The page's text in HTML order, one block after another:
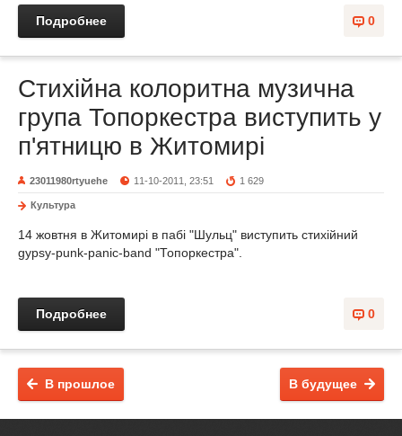
0
Подробнее
Стихійна колоритна музична
група Топоркестра виступить у
п'ятницю в Житомирі
23011980rtyuehe 11-10-2011, 23:51 1 629
Культура
14 жовтня в Житомирі в пабі "Шульц" виступить стихійний
gypsy-punk-panic-band "Топоркестра".
0
Подробнее
В будущее
В прошлое